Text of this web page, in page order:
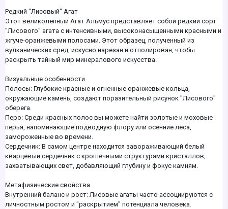
Редкий "Лисовый" Агат
Этот великолепный Агат Альмус представляет собой редкий сорт
"Лисового" агата с интенсивными, высоконасыщенными красными и
жгуче-оранжевыми полосами. Этот образец, полученный из
вулканических сред, искусно нарезан и отполирован, чтобы
раскрыть тайный мир минералового искусства.
Визуальные особенности
Полосы: Глубокие красные и огненные оранжевые кольца,
окружающие камень, создают поразительный рисунок "Лисового"
оберега.
Перо: Среди красных полос вы можете найти золотые и моховые
перья, напоминающие подводную флору или осенние леса,
замороженные во времени.
Сердечник: В самом центре находится завораживающий белый
кварцевый сердечник с крошечными структурами кристаллов,
захватывающих свет, добавляющий глубину и фокус камням.
Метафизические свойства
Внутренний баланс и рост: Лисовые агаты часто ассоциируются с
личностным ростом и "раскрытием" потенциала человека.